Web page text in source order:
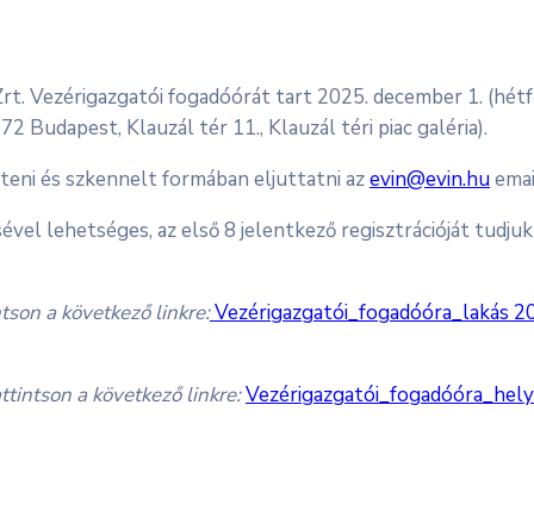
Vezérigazgatói fogadóórát tart 2025. december 1.
Budapest, Klauzál tér 11., Klauzál téri piac galéria).
és szkennelt formában eljuttatni azevin@evin.hu
lehetséges, az első 8 jelentkező regisztrációját
a következő linkre:Vezérigazgatói_fogadóóra_lakás
a következő linkre: